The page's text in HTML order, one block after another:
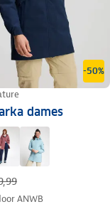
-50%
dames
ANWB